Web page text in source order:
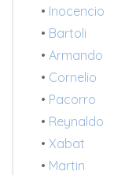
• Inocencio
• Bartoli
• Armando
• Cornelio
• Pacorro
• Reynaldo
• Xabat
• Martin